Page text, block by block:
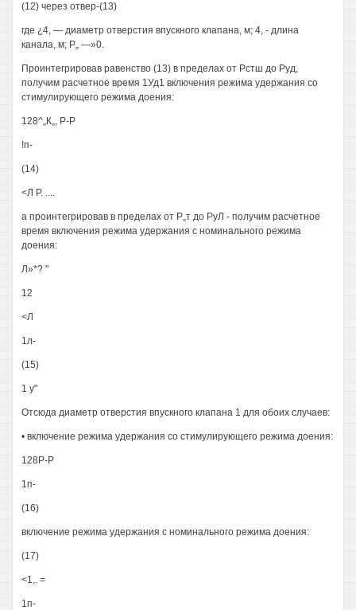
(12) через отвер-(13)
где ¿4, — диаметр отверстия впускного клапана, м; 4, - длина
канала, м; Р„ —»0.
Проинтегрировав равенство (13) в пределах от Рстш до Руд,
получим расчетное время 1Уд1 включения режима удержания со
стимулирующего режима доения:
128^„К„, Р-Р
!п-
(14)
<Л Р. ....
а проинтегрировав в пределах от Р„т до РуЛ - получим расчетное
время включения режима удержания с номинального режима
доения:
Л»*? "
12
<Л
1л-
(15)
1 у"
Отсюда диаметр отверстия впускного клапана 1 для обоих случаев:
• включение режима удержания со стимулирующего режима доения:
128Р-Р
1п-
(16)
включение режима удержания с номинального режима доения:
(17)
<1,. =
1п-